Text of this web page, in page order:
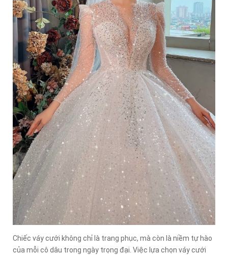
Chiếc váy cưới không chỉ là trang phục, mà còn là niềm tự hào
của mỗi cô dâu trong ngày trọng đại. Việc lựa chọn váy cưới